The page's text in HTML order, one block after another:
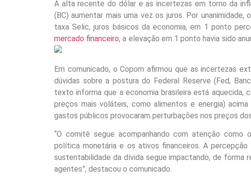
A alta recente do dólar e as incertezas em torno da
(BC) aumentar mais uma vez os juros. Por
taxa Selic, juros básicos da economia, em 1 ponto
mercado financeiro, a elevação em 1 ponto havia sido
Em comunicado, o Copom afirmou que as incertezas
dúvidas sobre a postura do Federal Reserve (Fed,
texto informa que a economia brasileira está aquecida,
preços mais voláteis, como alimentos e energia)
gastos públicos provocaram perturbações nos preços
“O comitê segue acompanhando com atenção
política monetária e os ativos financeiros. A
sustentabilidade da dívida segue impactando, de
agentes”, destacou o comunicado.